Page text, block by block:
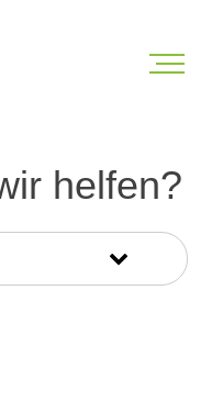
helfen?